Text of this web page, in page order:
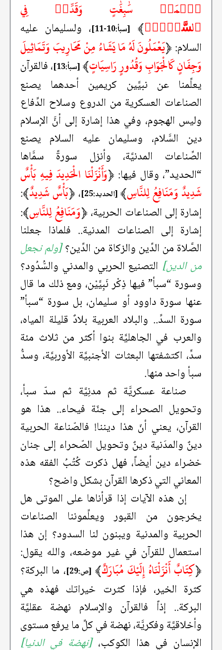
ٱعۡمَلۡ سَٰبِغَٰتٍ وَقَدِّرۡ فِي
ٱلسَّرۡدِۖ﴾ [سبأ:10-11]
، ولسليمان عليه
السلام: ﴿يَعْمَلُونَ لَهُ مَا يَشَاءُ مِنْ مَحَارِيبَ وَتَمَاثِيلَ
وَجِفَانٍ كَالْجَوَابِ وَقُدُورٍ رَاسِيَاتٍ﴾ [سبأ:13]
، فالقرآن
يعلِّمنا عن نبيَّين كريمين أحدهما يصنع
الصناعات العسكرية من الدروع وسلاح الدِّفاع
وليس الهجوم، وفي هذا إشارة إلى أنَّ الإسلام
دين السَّلام، وسليمان عليه السلام يصنع
الصِّناعات المدنيَّة، وأنزل سورةً سمَّاها
“الحديد”، وقال فيها: ﴿وَأَنْزَلْنَا الْحَدِيدَ فِيهِ بَأْسٌ
شَدِيدٌ وَمَنَافِعُ لِلنَّاسِ﴾ [الحديد:25] ، ﴿بَأْسٌ شَدِيدٌ﴾:
إشارة إلى الصناعات الحربية، ﴿وَمَنَافِعُ لِلنَّاسِ﴾:
إشارة إلى الصناعات المدنية.. فلماذا جعلنا
الصَّلاة من الدِّين والزكاة من الدِّين؟[ولم نجعل
من الدين] التصنيع الحربي والمدني والسُّدُود؟
وسورة “سبأ” فيها ذِكْر نَبِيَّيْن، ومع ذلك ما قال
عنها سورة داوود أو سليمان، بل سورة “سبأ”
سورة السدِّ.. والبلاد العربية بلادٌ قليلة المياه،
والعرب في الجاهليَّة بنوا أكثر من ثلاث مئة
سدٍّ، اكتشفتها البعثات الأجنبيَّة الأوربيَّة، وسدُّ
سبأ واحد منها.
صناعة عسكريَّة ثم مدنِيَّة ثم سدّ سبأ،
وتحويل الصحراء إلى جنّة فيحاء.. هذا هو
القرآن، يعني أنّ هذا ديننا! فالصّناعة الحربية
دينٌ والمدَنية دينٌ وتحويل الصّحراء إلى جنان
خضراء دين أيضاً، فهل ذكرت كُتُبُ الفقه هذه
المعاني التي ذكرها القرآن بشكل واضح؟
إن هذه الآيات إذا قرأناها على الموتى هل
يخرجون من القبور ويعلِّموننا الصناعات
الحربية والمدنية ويبنون لنا السدود؟ إن هذا
استعمال للقرآن في غير موضعه، والله يقول:
﴿كِتَابٌ أَنْزَلْنَاهُ إِلَيْكَ مُبَارَكٌ﴾ [ص:29]
، ما البركة؟
كثرة الخير، فإذا كثرت خيراتك فهذه هي
البركة.. إذاً فالقرآن والإسلام نهضة عقليَّة
وأخلاقيَّة وفكريَّة، نهضة في كلِّ ما يرفع مستوى
الإنسان في هذا الكوكب،[نهضة في الدنيا]